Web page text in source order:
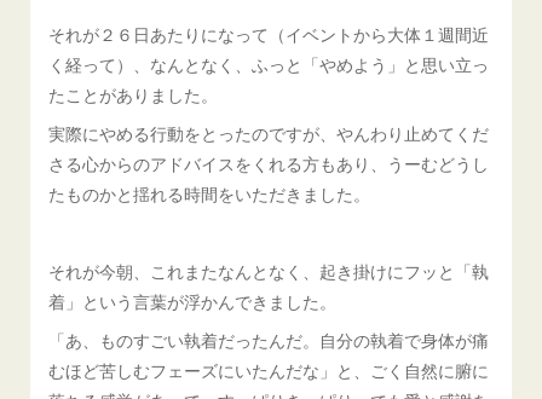
それが２６日あたりになって（イベントから大体１週間近
く経って）、なんとなく、ふっと「やめよう」と思い立っ
たことがありました。
実際にやめる行動をとったのですが、やんわり止めてくだ
さる心からのアドバイスをくれる方もあり、うーむどうし
たものかと揺れる時間をいただきました。
それが今朝、これまたなんとなく、起き掛けにフッと「執
着」という言葉が浮かんできました。
「あ、ものすごい執着だったんだ。自分の執着で身体が痛
むほど苦しむフェーズにいたんだな」と、ごく自然に腑に